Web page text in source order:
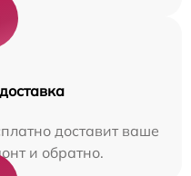
доставит ваше
и обратно.